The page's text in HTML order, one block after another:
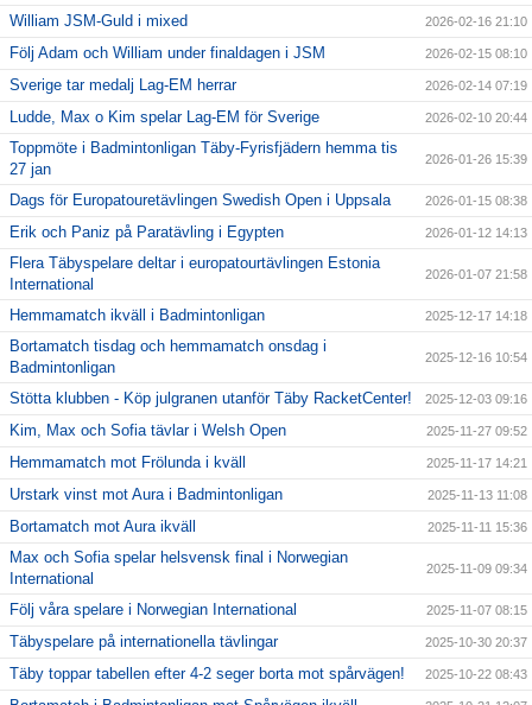
William JSM-Guld i mixed 2026-02-16 21:10
Följ Adam och William under finaldagen i JSM 2026-02-15 08:10
Sverige tar medalj Lag-EM herrar 2026-02-14 07:19
Ludde, Max o Kim spelar Lag-EM för Sverige 2026-02-10 20:44
Toppmöte i Badmintonligan Täby-Fyrisfjädern hemma tis
27 jan
2026-01-26 15:39
Dags för Europatouretävlingen Swedish Open i Uppsala 2026-01-15 08:38
Erik och Paniz på Paratävling i Egypten 2026-01-12 14:13
Flera Täbyspelare deltar i europatourtävlingen Estonia
International
2026-01-07 21:58
Hemmamatch ikväll i Badmintonligan 2025-12-17 14:18
Bortamatch tisdag och hemmamatch onsdag i
Badmintonligan
2025-12-16 10:54
Stötta klubben - Köp julgranen utanför Täby RacketCenter! 2025-12-03 09:16
Kim, Max och Sofia tävlar i Welsh Open 2025-11-27 09:52
Hemmamatch mot Frölunda i kväll 2025-11-17 14:21
Urstark vinst mot Aura i Badmintonligan 2025-11-13 11:08
Bortamatch mot Aura ikväll 2025-11-11 15:36
Max och Sofia spelar helsvensk final i Norwegian
International
2025-11-09 09:34
Följ våra spelare i Norwegian International 2025-11-07 08:15
Täbyspelare på internationella tävlingar 2025-10-30 20:37
Täby toppar tabellen efter 4-2 seger borta mot spårvägen! 2025-10-22 08:43